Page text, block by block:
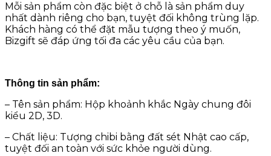
Mỗi sản phẩm còn đặc biệt ở chỗ là sản phẩm duy
nhất dành riêng cho bạn, tuyệt đối không trùng lặp.
Khách hàng có thể đặt mẫu tượng theo ý muốn,
Bizgift sẽ đáp ứng tối đa các yêu cầu của bạn.
Thông tin sản phẩm:
– Tên sản phẩm: Hộp khoảnh khắc Ngày chung đôi
kiểu 2D, 3D.
– Chất liệu: Tượng chibi bằng đất sét Nhật cao cấp,
tuyệt đối an toàn với sức khỏe người dùng.